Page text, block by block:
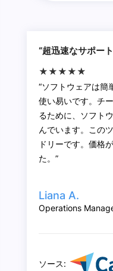
“超迅速なサポー
★★★★★
“ソフトウェアは簡
使い易いです。チ
るために、ソフト
んでいます。この
ドリーです。価格
た。”
Liana A.
Operations
ソース: